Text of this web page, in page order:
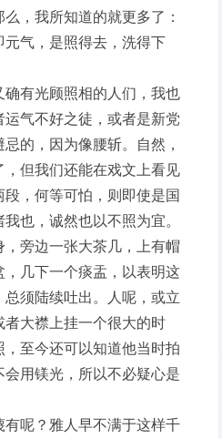
，我所知道的就更多了：
气，是照得去，洗得下
有光顾照相的人们，我也
气不好之徒，或者是新党
的，因为像腰斩。自然，
但我们还能在戏文上看见
，何等可怕，则即使是国
也，诚然也以不照为宜。
，旁边一张大茶几，上有帽
几下一个痰盂，以表明这
总须陆续吐出。人呢，或立
大襟上挂一个很大的时
至今还可以知道他当时拍
用镁光，所以不必疑心是
呢？雅人早不满于这样千